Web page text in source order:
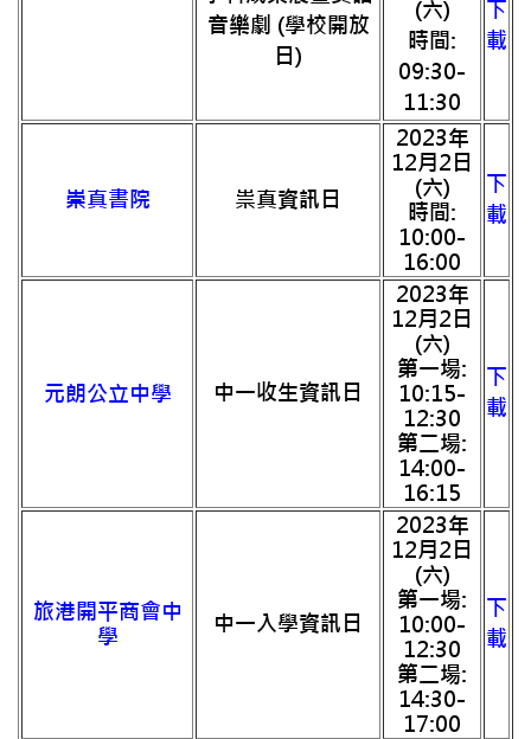
音樂劇 (學校開放
日)
(六)
時間:
09:30-
11:30
下
載
崇真書院 祟真資訊日
2023年
12月2日
(六)
時間:
10:00-
16:00
下
載
元朗公立中學 中一收生資訊日
2023年
12月2日
(六)
第一場:
10:15-
12:30
第二場:
14:00-
16:15
下
載
旅港開平商會中
學
中一入學資訊日
2023年
12月2日
(六)
第一場:
10:00-
12:30
第二場:
14:30-
17:00
下
載